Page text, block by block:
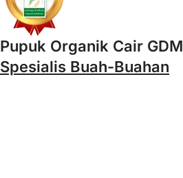
Pupuk Organik Cair GDM
Spesialis Buah-Buahan